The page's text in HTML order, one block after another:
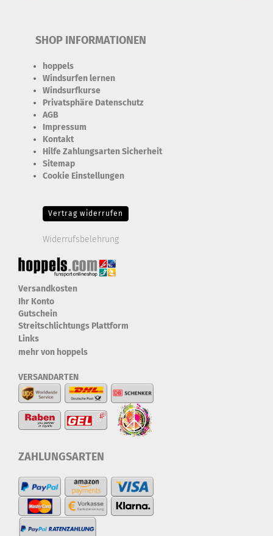
SHOP INFORMATIONEN
hoppels
Windsurfen lernen
Windsurfkurse
Privatsphäre Datenschutz
AGB
Impressum
Kontakt
Hilfe Zahlungsarten Sicherheit
Sitemap
Cookie Einstellungen
Vertrag widerrufen
Widerrufsbelehrung
Versandkosten
Ihr Konto
Gutschein
Streitschlichtungs Plattform
Links
mehr von hoppels
VERSANDARTEN
ZAHLUNGSARTEN